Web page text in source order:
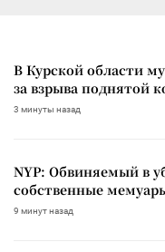
В Курской области
за взрыва поднятой
3 минуты назад
NYP: Обвиняемый в
собственные
9 минут назад